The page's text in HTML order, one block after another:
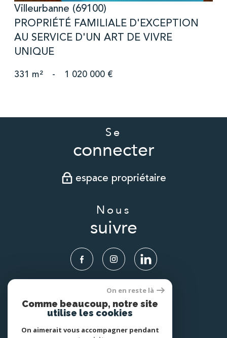
Villeurbanne (69100)
PROPRIÉTÉ FAMILIALE D'EXCEPTION
AU SERVICE D'UN ART DE VIVRE
UNIQUE
331 m² - 1 020 000 €
Se
connecter
espace propriétaire
Nous
suivre
Nous
adhérons
On en reste là
Comme beaucoup, notre site
utilise les cookies
On aimerait vous accompagner pendant